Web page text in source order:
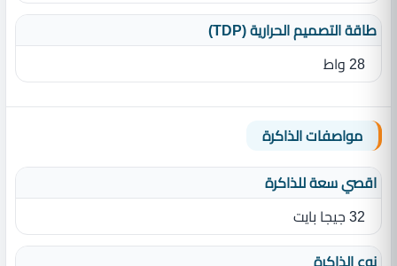
طاقة التصميم الحرارية (TDP)
28 واط
مواصفات الذاكرة
اقصي سعة للذاكرة
32 جيجا بايت